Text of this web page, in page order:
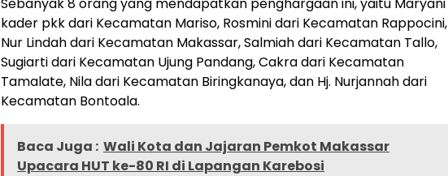
kader pkk dari Kecamatan Mariso, Rosmini dari Kecamatan Rappocini,
Nur Lindah dari Kecamatan Makassar, Salmiah dari Kecamatan Tallo,
Sugiarti dari Kecamatan Ujung Pandang, Cakra dari Kecamatan
Tamalate, Nila dari Kecamatan Biringkanaya, dan Hj. Nurjannah dari
Kecamatan Bontoala.
Baca Juga : Wali Kota dan Jajaran Pemkot Makassar
Upacara HUT ke-80 RI di Lapangan Karebosi